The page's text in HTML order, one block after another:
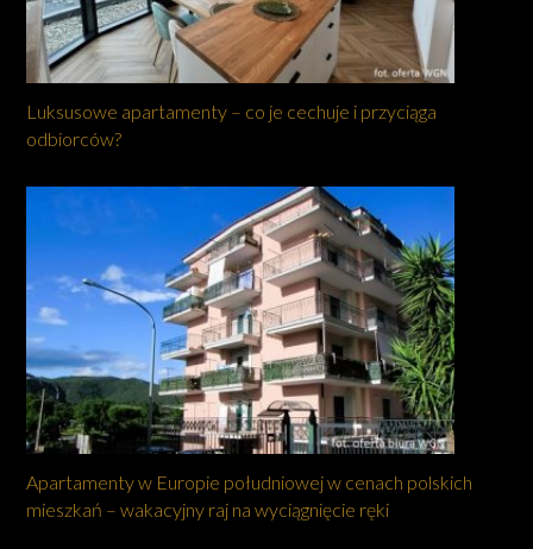
Luksusowe apartamenty – co je cechuje i przyciąga
odbiorców?
Apartamenty w Europie południowej w cenach polskich
mieszkań – wakacyjny raj na wyciągnięcie ręki